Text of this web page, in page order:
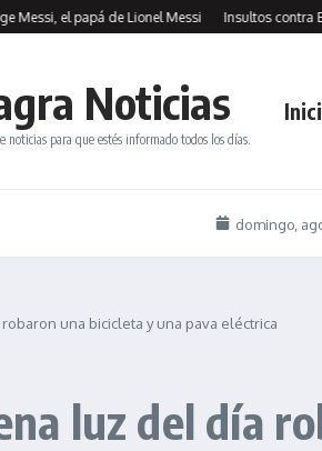
el papá de Lionel Messi Insultos contra
Noticias
noticias para que estés informado todos los días.
domingo,
una bicicleta y una pava eléctrica
luz del día